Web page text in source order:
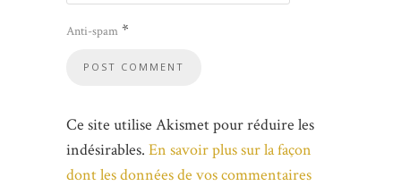
Anti-spam *
Ce site utilise Akismet pour réduire les
indésirables. En savoir plus sur la façon
dont les données de vos commentaires